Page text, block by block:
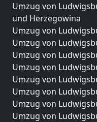
Umzug von
und Herzegowina
Umzug von
Umzug von
Umzug von
Umzug von
Umzug von
Umzug von
Umzug von
Umzug von